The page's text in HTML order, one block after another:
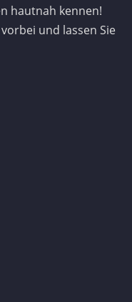
hautnah kennen!
und lassen Sie